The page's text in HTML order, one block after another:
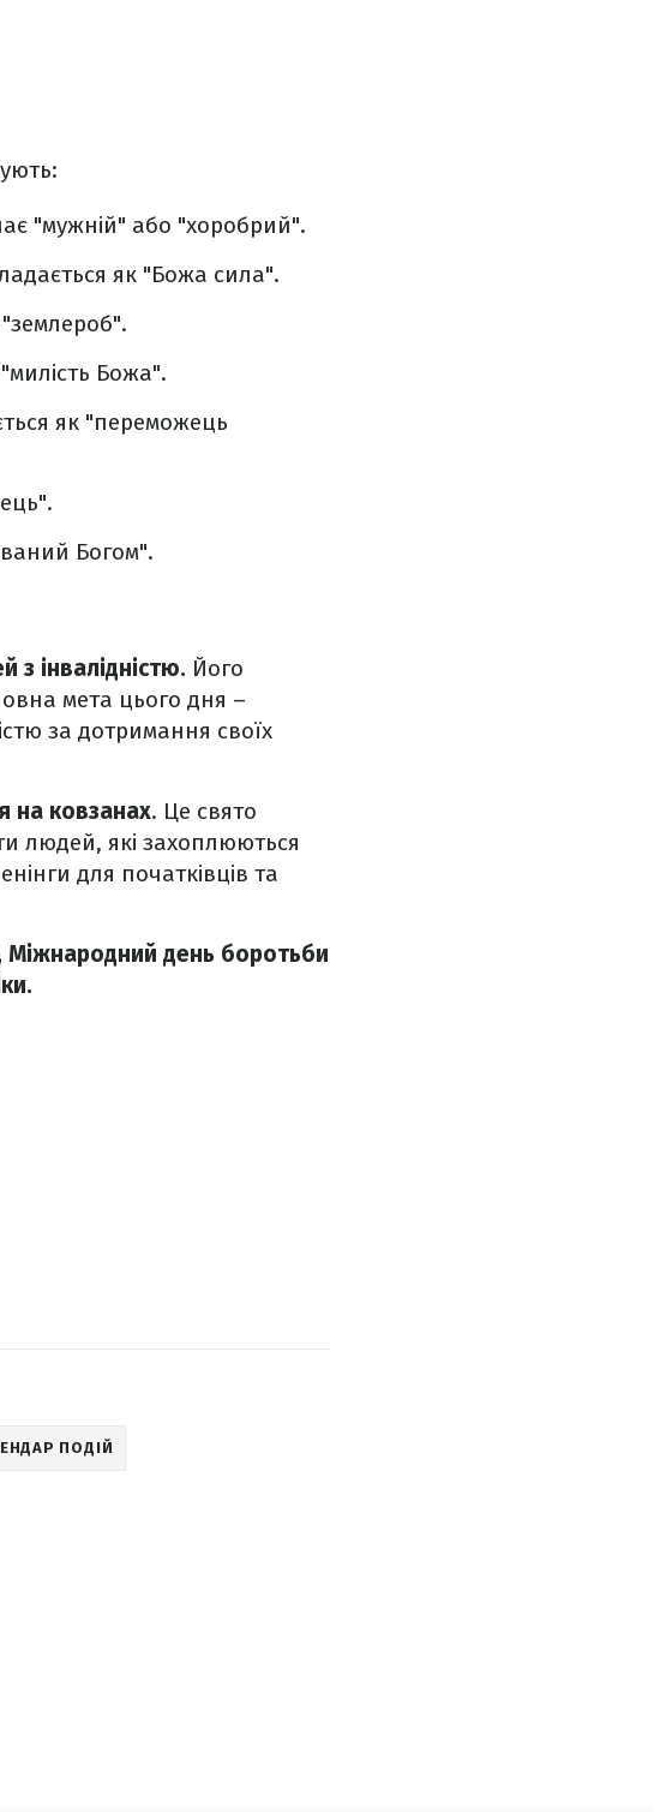
"мужній" або "хоробрий".
як "Божа сила".
Божа".
як "переможець
Богом".
інвалідністю. Його
мета цього дня –
за дотримання своїх
на ковзанах. Це свято
людей, які захоплюються
для початківців та
день боротьби
ПОДІЙ